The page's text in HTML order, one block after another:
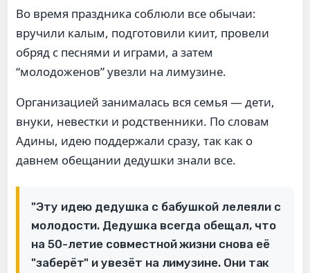
Во время праздника соблюли все обычаи:
вручили калым, подготовили киит, провели
обряд с песнями и играми, а затем
“молодоженов” увезли на лимузине.
Организацией занималась вся семья — дети,
внуки, невестки и родственники. По словам
Адины, идею поддержали сразу, так как о
давнем обещании дедушки знали все.
"Эту идею дедушка с бабушкой лелеяли с
молодости. Дедушка всегда обещал, что
на 50-летие совместной жизни снова её
"заберёт" и увезёт на лимузине. Они так